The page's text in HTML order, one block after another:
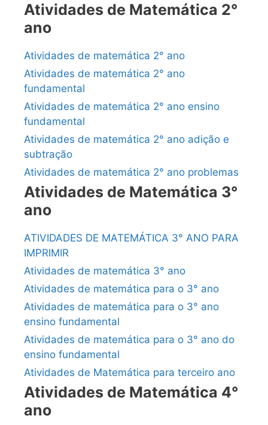
Atividades de Matemática 2°
ano
Atividades de matemática 2° ano
Atividades de matemática 2° ano
fundamental
Atividades de matemática 2° ano ensino
fundamental
Atividades de matemática 2° ano adição e
subtração
Atividades de matemática 2° ano problemas
Atividades de Matemática 3°
ano
ATIVIDADES DE MATEMÁTICA 3° ANO PARA
IMPRIMIR
Atividades de matemática 3° ano
Atividades de matemática para o 3° ano
Atividades de matemática para o 3° ano
ensino fundamental
Atividades de matemática para o 3° ano do
ensino fundamental
Atividades de Matemática para terceiro ano
Atividades de Matemática 4°
ano